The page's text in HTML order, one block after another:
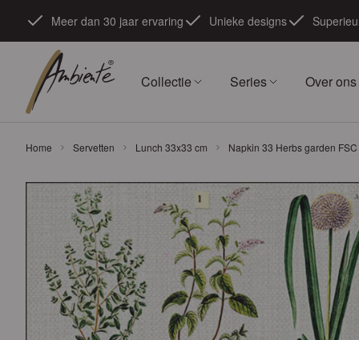
Meer dan 30 jaar ervaring Unieke designs
Collectie Series Over ons
Home Servetten Lunch 33x33 cm Napkin 33 Herbs garden